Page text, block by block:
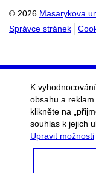
© 2026 Masarykova
Správce stránek
K
obsahu a
klikněte na
souhlas k jejich
Upravit možnosti